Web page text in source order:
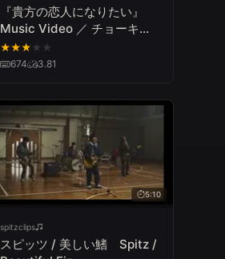
『貴方の恋人になりたい』
Music Video ／ チョーキュ
ーメイ
★★★ ★ ★
674
3.81
5:10
spitzclips
スピッツ / 美しい鰭 Spitz /